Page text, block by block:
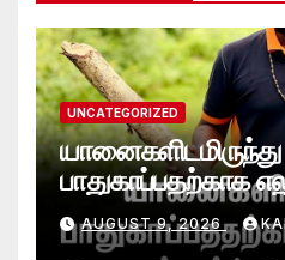
UNCATEGORIZED
யானைகளிடமிருந்து
பாதுகாப்பதற்காக
அமைத்தல்’ ஆய்வில்
என்கிறார்
AUGUST 9, 2026